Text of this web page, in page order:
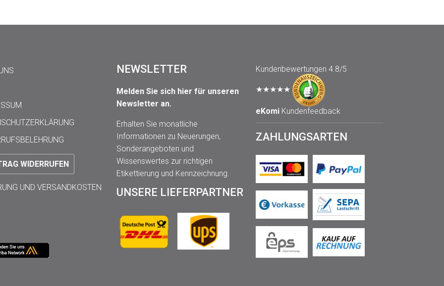
WIDERRUFEN
UND VERSANDKOSTEN
NEWSLETTER
Melden Sie sich hier für unseren
Newsletter an.
Erhalten Sie monatliche
Informationen zu Neuerungen,
Sonderangeboten und
Wissenswertes zur richtigen
Etikettierung und Kennzeichnung.
UNSERE LIEFERPARTNER
Kundenbewertungen 4.8/5
★★★★★
eKomiKundenfeedback
ZAHLUNGSARTEN